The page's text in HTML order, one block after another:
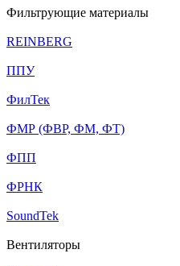
Фильтрующие материалы
REINBERG
ППУ
ФилТек
ФМР (ФВР, ФМ, ФТ)
ФПП
ФРНК
SoundTek
Вентиляторы